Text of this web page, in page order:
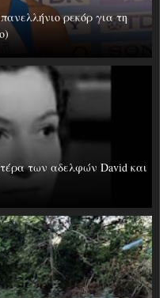
ρεκόρ για τη
των αδελφών David και